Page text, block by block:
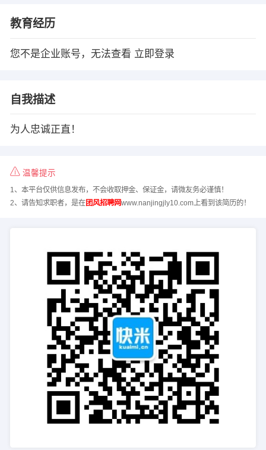
教育经历
您不是企业账号，无法查看 立即登录
自我描述
为人忠诚正直！
温馨提示
1、本平台仅供信息发布，不会收取押金、保证金，请微友务必谨慎！
2、请告知求职者，是在团风招聘网www.nanjingjly10.com上看到该简历的！